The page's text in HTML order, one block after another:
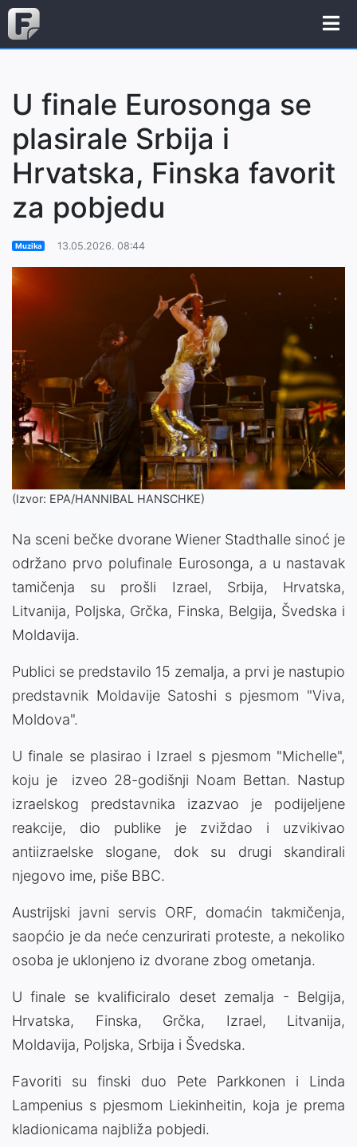
U finale Eurosonga se
plasirale Srbija i
Hrvatska, Finska favorit
za pobjedu
Muzika 13.05.2026. 08:44
(Izvor: EPA/HANNIBAL HANSCHKE)
Na sceni bečke dvorane Wiener Stadthalle sinoć je
održano prvo polufinale Eurosonga, a u nastavak
tamičenja su prošli Izrael, Srbija, Hrvatska,
Litvanija, Poljska, Grčka, Finska, Belgija, Švedska i
Moldavija.
Publici se predstavilo 15 zemalja, a prvi je nastupio
predstavnik Moldavije Satoshi s pjesmom "Viva,
Moldova".
U finale se plasirao i Izrael s pjesmom "Michelle",
koju je izveo 28-godišnji Noam Bettan. Nastup
izraelskog predstavnika izazvao je podijeljene
reakcije, dio publike je zviždao i uzvikivao
antiizraelske slogane, dok su drugi skandirali
njegovo ime, piše BBC.
Austrijski javni servis ORF, domaćin takmičenja,
saopćio je da neće cenzurirati proteste, a nekoliko
osoba je uklonjeno iz dvorane zbog ometanja.
U finale se kvalificiralo deset zemalja - Belgija,
Hrvatska, Finska, Grčka, Izrael, Litvanija,
Moldavija, Poljska, Srbija i Švedska.
Favoriti su finski duo Pete Parkkonen i Linda
Lampenius s pjesmom Liekinheitin, koja je prema
kladionicama najbliža pobjedi.